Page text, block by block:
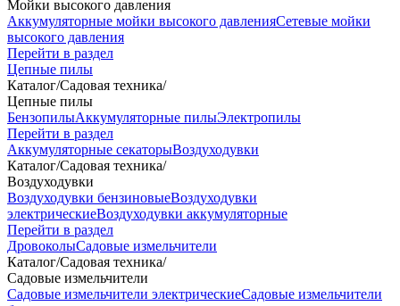
Мойки высокого давления
Аккумуляторные мойки высокого давленияСетевые мойки
высокого давления
Перейти в раздел
Цепные пилы
Каталог/Садовая техника/
Цепные пилы
БензопилыАккумуляторные пилыЭлектропилы
Перейти в раздел
Аккумуляторные секаторыВоздуходувки
Каталог/Садовая техника/
Воздуходувки
Воздуходувки бензиновыеВоздуходувки
электрическиеВоздуходувки аккумуляторные
Перейти в раздел
ДровоколыСадовые измельчители
Каталог/Садовая техника/
Садовые измельчители
Садовые измельчители электрическиеСадовые измельчители